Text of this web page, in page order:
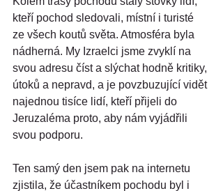
kteří pochod sledovali, místní i turisté
ze všech koutů světa. Atmosféra byla
nádherná. My Izraelci jsme zvyklí na
svou adresu číst a slýchat hodně kritiky,
útoků a nepravd, a je povzbuzující vidět
najednou tisíce lidí, kteří přijeli do
Jeruzaléma proto, aby nám vyjádřili
svou podporu.
Ten samý den jsem pak na internetu
zjistila, že účastníkem pochodu byl i